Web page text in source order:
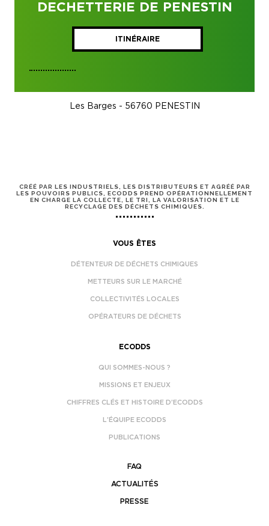
DECHETTERIE DE PENESTIN
ITINÉRAIRE
Les Barges - 56760 PENESTIN
CRÉÉ PAR LES INDUSTRIELS, LES DISTRIBUTEURS ET AGRÉÉ PAR
LES POUVOIRS PUBLICS, ECODDS PREND OPÉRATIONNELLEMENT
EN CHARGE LA COLLECTE, LE TRI, LA VALORISATION ET LE
RECYCLAGE DES DÉCHETS CHIMIQUES.
VOUS ÊTES
DÉTENTEUR DE DÉCHETS CHIMIQUES
METTEURS SUR LE MARCHÉ
COLLECTIVITÉS LOCALES
OPÉRATEURS DE DÉCHETS
ECODDS
QUI SOMMES-NOUS ?
MISSIONS ET ENJEUX
CHIFFRES CLÉS ET HISTOIRE D’ECODDS
L’ÉQUIPE ECODDS
PUBLICATIONS
FAQ
ACTUALITÉS
PRESSE